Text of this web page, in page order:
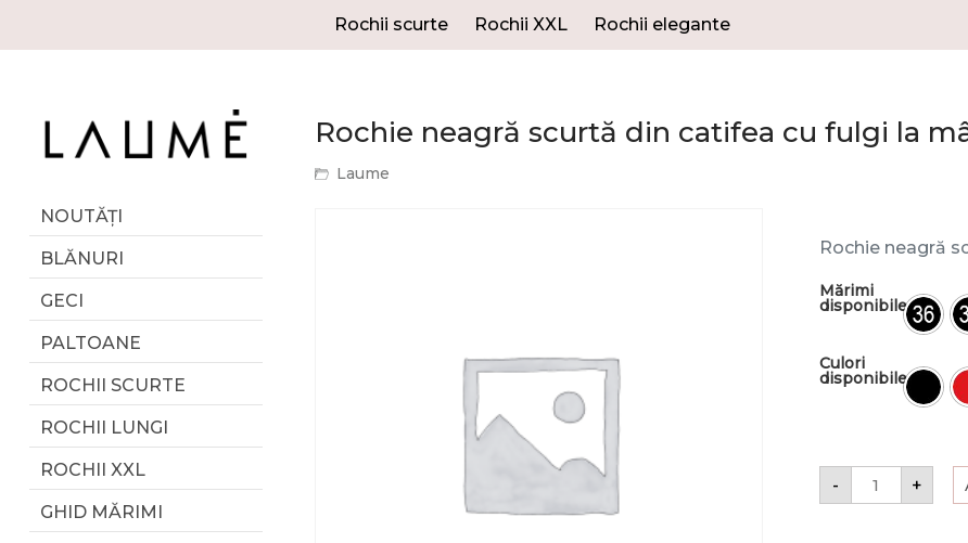
Rochii scurte Rochii XXL Rochii elegante
NOUTĂȚI
BLĂNURI
GECI
PALTOANE
ROCHII SCURTE
ROCHII LUNGI
ROCHII XXL
GHID MĂRIMI
Rochie neagră scurtă din catifea cu fulgi la
Laume
Rochie neagră
Mărimi
disponibile
Culori
disponibile
- +